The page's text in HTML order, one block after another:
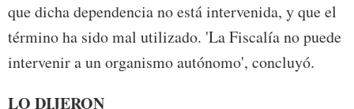
que dicha dependencia no está intervenida, y que el
término ha sido mal utilizado. 'La Fiscalía no puede
intervenir a un organismo autónomo', concluyó.
LO DIJERON